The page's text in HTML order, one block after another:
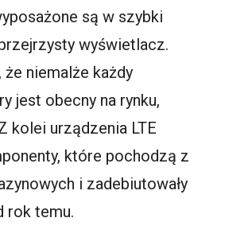
są w szybki
wyświetlacz.
że niemalże każdy
jest obecny na rynku,
kolei urządzenia LTE
które pochodzą z
i zadebiutowały
rok temu.